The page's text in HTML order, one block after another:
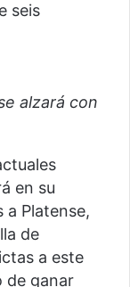
seis
alzará con
en su
a Platense,
de
a este
de ganar